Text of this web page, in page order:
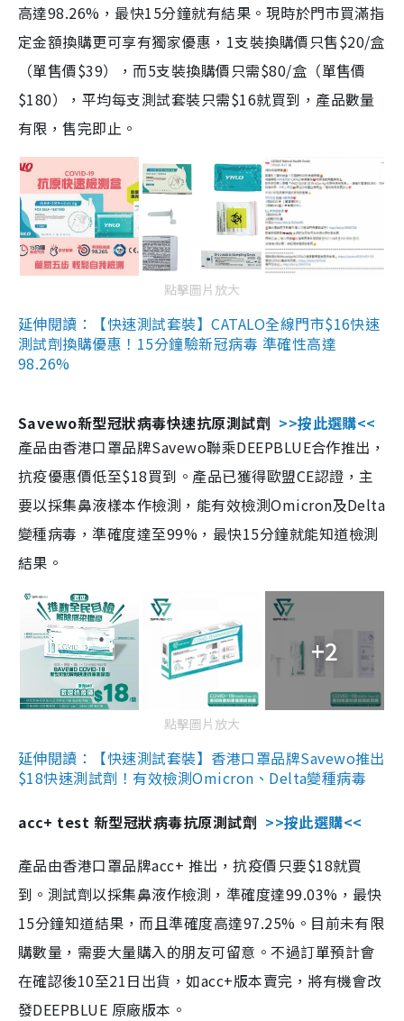
高達98.26%，最快15分鐘就有結果。現時於門市買滿指
定金額換購更可享有獨家優惠，1支裝換購價只售$20/盒
（單售價$39），而5支裝換購價只需$80/盒（單售價
$180），平均每支測試套裝只需$16就買到，產品數量
有限，售完即止。
點擊圖片放大
延伸閱讀：【快速測試套裝】CATALO全線門市$16快速
測試劑換購優惠！15分鐘驗新冠病毒 準確性高達
98.26%
Savewo新型冠狀病毒快速抗原測試劑 >>按此選購<<
產品由香港口罩品牌Savewo聯乘DEEPBLUE合作推出，
抗疫優惠價低至$18買到。產品已獲得歐盟CE認證，主
要以採集鼻液樣本作檢測，能有效檢測Omicron及Delta
變種病毒，準確度達至99%，最快15分鐘就能知道檢測
結果。
+2
點擊圖片放大
延伸閱讀：【快速測試套裝】香港口罩品牌Savewo推出
$18快速測試劑！有效檢測Omicron、Delta變種病毒
acc+ test 新型冠狀病毒抗原測試劑 >>按此選購<<
產品由香港口罩品牌acc+ 推出，抗疫價只要$18就買
到。測試劑以採集鼻液作檢測，準確度達99.03%，最快
15分鐘知道結果，而且準確度高達97.25%。目前未有限
購數量，需要大量購入的朋友可留意。不過訂單預計會
在確認後10至21日出貨，如acc+版本賣完，將有機會改
發DEEPBLUE 原廠版本。